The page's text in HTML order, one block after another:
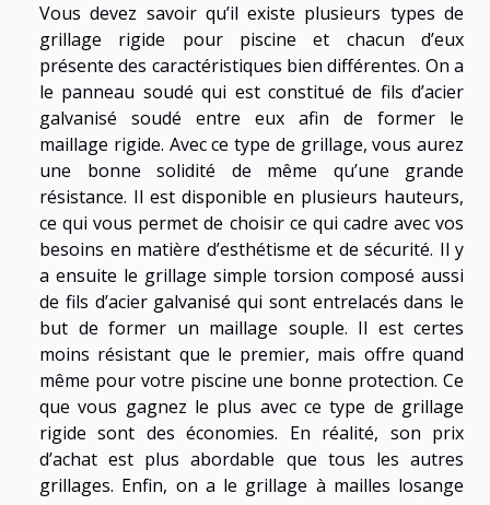
Vous devez savoir qu’il existe plusieurs types de
grillage rigide pour piscine et chacun d’eux
présente des caractéristiques bien différentes. On a
le panneau soudé qui est constitué de fils d’acier
galvanisé soudé entre eux afin de former le
maillage rigide. Avec ce type de grillage, vous aurez
une bonne solidité de même qu’une grande
résistance. Il est disponible en plusieurs hauteurs,
ce qui vous permet de choisir ce qui cadre avec vos
besoins en matière d’esthétisme et de sécurité. Il y
a ensuite le grillage simple torsion composé aussi
de fils d’acier galvanisé qui sont entrelacés dans le
but de former un maillage souple. Il est certes
moins résistant que le premier, mais offre quand
même pour votre piscine une bonne protection. Ce
que vous gagnez le plus avec ce type de grillage
rigide sont des économies. En réalité, son prix
d’achat est plus abordable que tous les autres
grillages. Enfin, on a le grillage à mailles losange